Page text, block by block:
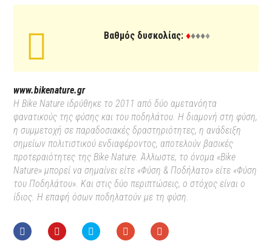
Βαθμός δυσκολίας:♦♦♦♦♦
www.bikenature.gr
Η Bike Nature ιδρύθηκε το 2011 από δύο αμετανόητα
φανατικούς της φύσης και του ποδηλάτου. Η διαμονή στη φύση,
η συμμετοχή σε παραδοσιακές δραστηριότητες, η ανάδειξη
σημείων πολιτιστικού ενδιαφέροντος, αποτελούν βασικές
προτεραιότητες της Bike Nature. Άλλωστε, το όνομα «Bike
Nature» μπορεί να σημαίνει είτε «Φύση & Ποδήλατο» είτε «Φύση
του Ποδηλάτου». Και στις δύο περιπτώσεις, ο στόχος είναι ο
ίδιος. Η επαφή όσων ποδηλατούν με τη φύση.